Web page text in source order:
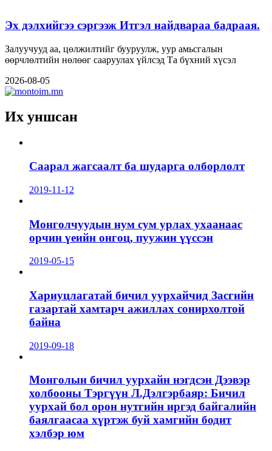
Эх дэлхийгээ сэргээж Итгэл найдвараа бадраая.
Залуучууд аа, цөлжилтийг бууруулж, уур амьсгалын
өөрчлөлтийн нөлөөг сааруулах үйлсэд Та бүхний хүсэл
2026-08-05
Их уншсан
Саарал жагсаалт ба шударга олборлолт
2019-11-12
Монголчуудын нум сум урлах ухаанаас
орчин үеийн онгоц, пуужин үүссэн
2019-05-15
Хариуцлагатай бичил уурхайчид Засгийн
газартай хамтарч ажиллах сонирхолтой
байна
2019-09-18
Монголын бичил уурхайн нэгдсэн Дээвэр
холбооны Тэргүүн Л.Дэлгэрбаяр: Бичил
уурхай бол орон нутгийн иргэд байгалийн
баялгаасаа хүртэж буй хамгийн бодит
хэлбэр юм